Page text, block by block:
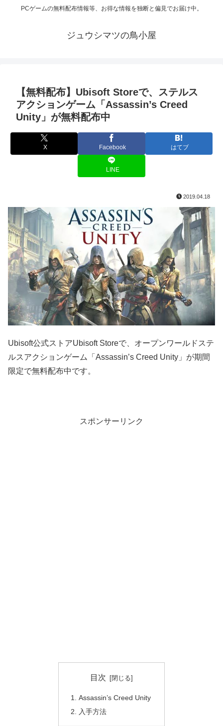
PCゲームの無料配布情報等、お得な情報を独断と偏見でお届け中。
ジュウシマツの鳥小屋
【無料配布】Ubisoft Storeで、ステルス
アクションゲーム「Assassin’s Creed
Unity」が無料配布中
X Facebook はてブ
LINE
2019.04.18
Ubisoft公式ストアUbisoft Storeで、オープンワールドステ
ルスアクションゲーム「Assassin’s Creed Unity」が期間
限定で無料配布中です。
スポンサーリンク
目次
Assassin’s Creed Unity
入手方法